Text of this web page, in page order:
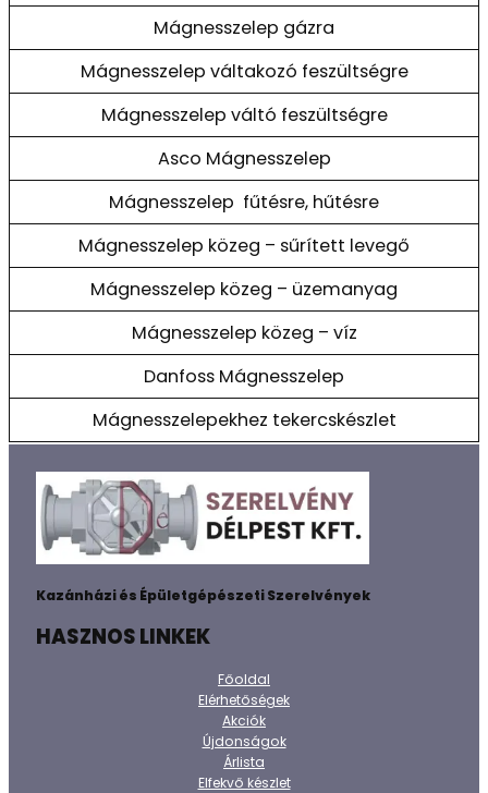
Mágnesszelep gázra
Mágnesszelep váltakozó feszültségre
Mágnesszelep váltó feszültségre
Asco Mágnesszelep
Mágnesszelep fűtésre, hűtésre
Mágnesszelep közeg – sűrített levegő
Mágnesszelep közeg – üzemanyag
Mágnesszelep közeg – víz
Danfoss Mágnesszelep
Mágnesszelepekhez tekercskészlet
Kazánházi és Épületgépészeti Szerelvények
HASZNOS LINKEK
Főoldal
Elérhetőségek
Akciók
Újdonságok
Árlista
Elfekvő készlet